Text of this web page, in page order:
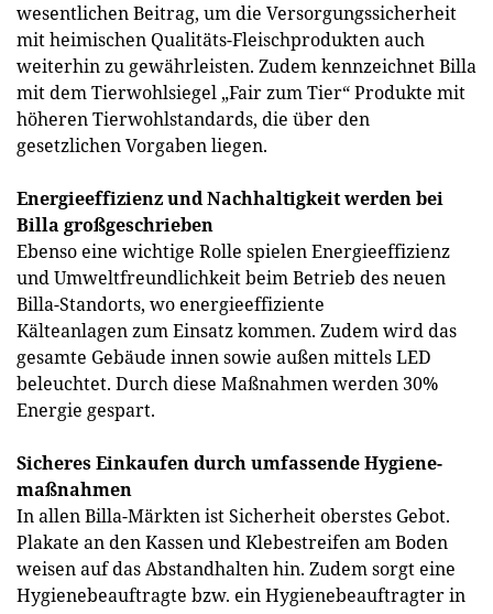
wesentlichen Beitrag, um die Versorgungssicherheit
mit heimischen Qualitäts-Fleischprodukten auch
weiterhin zu gewährleisten. Zudem kennzeichnet Billa
mit dem Tierwohlsiegel „Fair zum Tier“ Produkte mit
höheren Tierwohlstandards, die über den
gesetzlichen Vorgaben liegen.
Energieeffizienz und Nachhaltigkeit werden bei
Billa großgeschrieben
Ebenso eine wichtige Rolle spielen Energieeffizienz
und Umweltfreundlichkeit beim Betrieb des neuen
Billa-Standorts, wo energieeffiziente
Kälteanlagen zum Einsatz kommen. Zudem wird das
gesamte Gebäude innen sowie außen mittels LED
beleuchtet. Durch diese Maßnahmen werden 30%
Energie gespart.
Sicheres Einkaufen durch umfassende Hygiene-
maßnahmen
In allen Billa-Märkten ist Sicherheit oberstes Gebot.
Plakate an den Kassen und Klebestreifen am Boden
weisen auf das Abstandhalten hin. Zudem sorgt eine
Hygienebeauftragte bzw. ein Hygienebeauftragter in